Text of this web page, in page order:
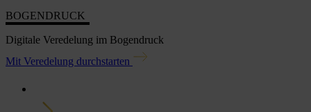
BOGENDRUCK
Digitale Veredelung im Bogendruck
Mit Veredelung durchstarten